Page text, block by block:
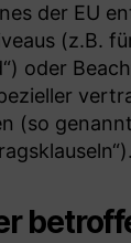
der EU
(z.B.
oder
(so